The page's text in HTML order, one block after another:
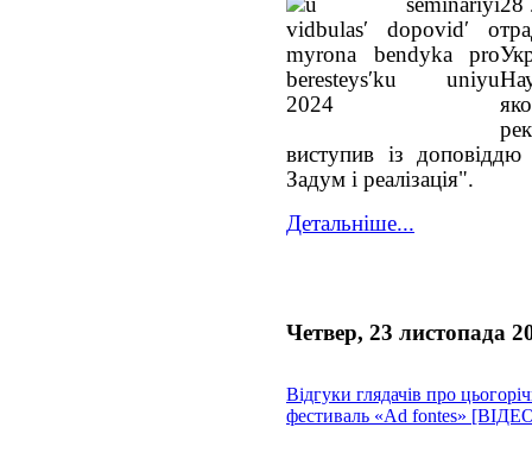
виступив із
Задум і реалізація".
Детальніше...
Четвер, 23 листопада
Відгуки глядачів про
фестиваль «Ad fontes»